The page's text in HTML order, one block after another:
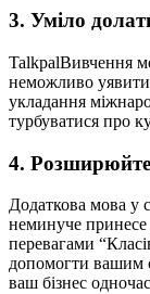
3. Уміло
TalkpalВивчення
неможливо уявити.
укладання
турбуватися про
4.
Додаткова мова у
неминуче принесе
перевагами
допомогти вашим
ваш бізнес